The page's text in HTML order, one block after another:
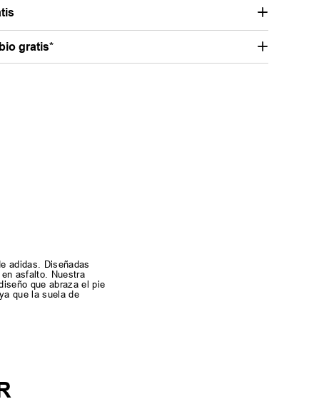
gratis*
adidas. Diseñadas
asfalto. Nuestra
que abraza el pie
que la suela de